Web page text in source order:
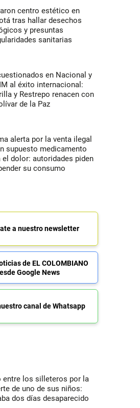
centro estético en
tras hallar desechos
y presuntas
sanitarias
en Nacional y
al éxito internacional:
y Restrepo renacen con
de la Paz
alerta por la venta ilegal
supuesto medicamento
el dolor: autoridades piden
su consumo
a nuestro newsletter
de EL COLOMBIANO
Google News
canal de Whatsapp
entre los silleteros por la
de uno de sus niños:
dos días desaparecido